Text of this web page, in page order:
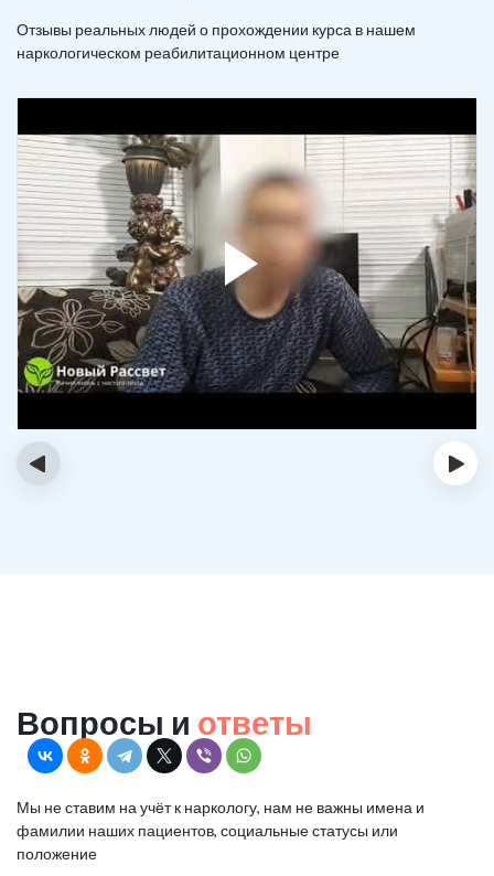
Отзывы реальных людей о прохождении курса в нашем
наркологическом реабилитационном центре
‹ ›
Вопросы и ответы
Мы не ставим на учёт к наркологу, нам не важны имена и
фамилии наших пациентов, социальные статусы или
положение